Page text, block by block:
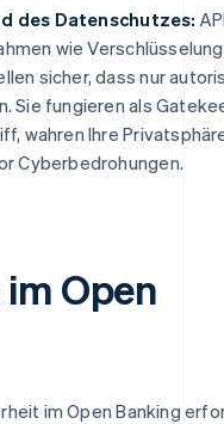
des Datenschutzes:
wie
sicher, dass nur
Sie fungieren als
wahren Ihre
Cyberbedrohungen.
Open
im Open Banking